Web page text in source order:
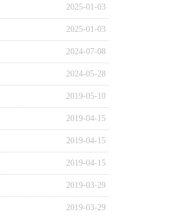
2025-01-03
2025-01-03
2024-07-08
2024-05-28
2019-05-10
2019-04-15
2019-04-15
2019-04-15
2019-03-29
2019-03-29